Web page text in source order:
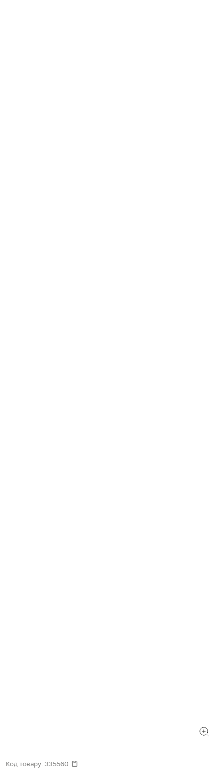
Код товару: 335560